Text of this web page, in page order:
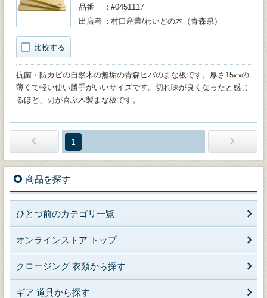
比較する
品番
#0451117
出店者
村口産業/わいどの木（青森県）
抗菌・防カビの自然木の無垢の青森ヒバのまな板です。厚さ15㎜の
薄くて軽い使い勝手がいいサイズです。切れ味が良くなったと感じ
るほど、刃が喜ぶ木製まな板です。
1
商品を探す
ひとつ前のカテゴリ一覧
オンラインストア トップ
クロージング 衣類から探す
ギア 道具から探す